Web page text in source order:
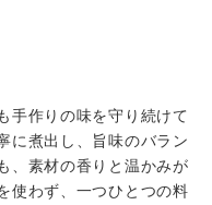
手作りの味を守り続けて
に煮出し、旨味のバラン
、素材の香りと温かみが
使わず、一つひとつの料